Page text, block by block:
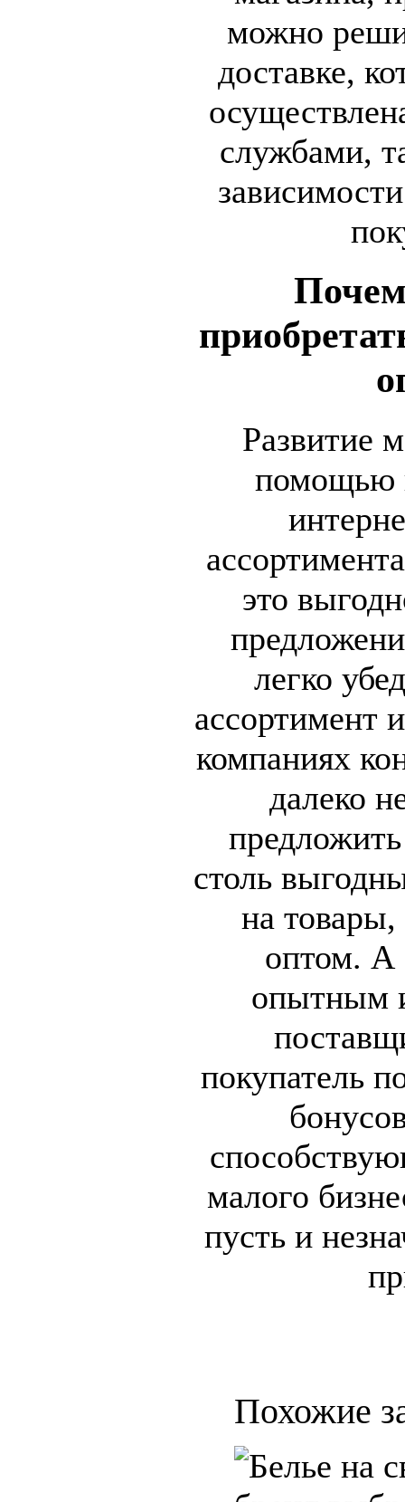
можно
доставке,
службами,
Развитие
помощью
это
легко
ассортимент
компаниях
далеко
столь
на
оптом. А
опытным
покупатель
малого
пусть и
Похожие